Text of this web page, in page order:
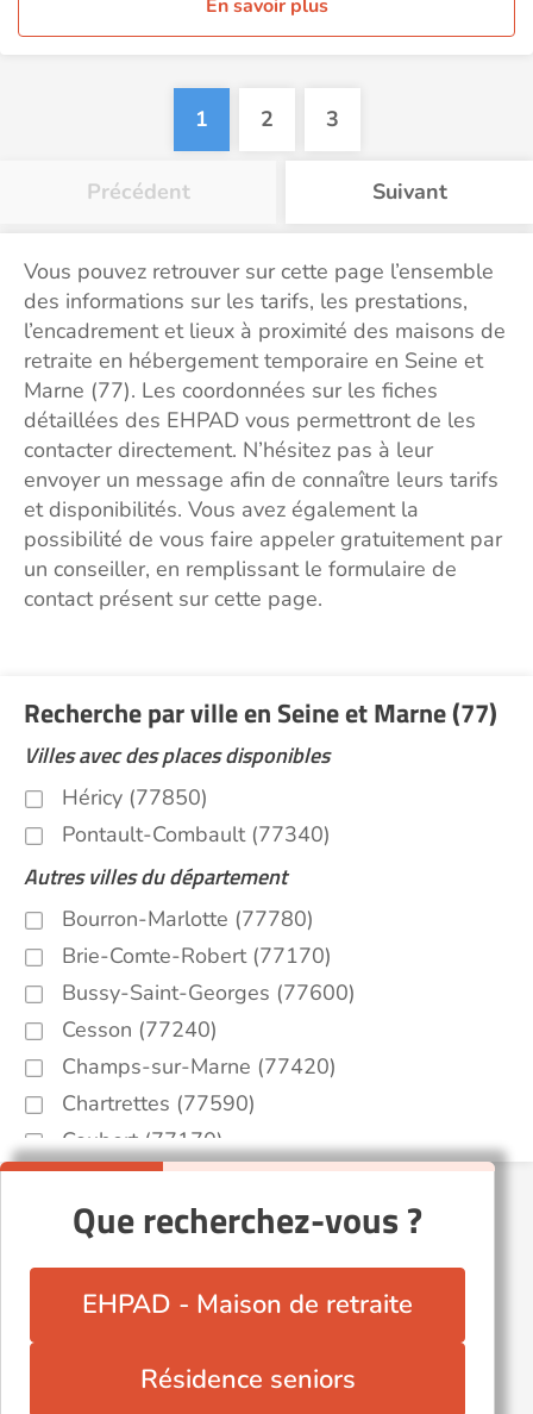
En savoir plus
1 2 3
Précédent Suivant
Vous pouvez retrouver sur cette page l’ensemble
des informations sur les tarifs, les prestations,
l’encadrement et lieux à proximité des maisons de
retraite en hébergement temporaire en Seine et
Marne (77). Les coordonnées sur les fiches
détaillées des EHPAD vous permettront de les
contacter directement. N’hésitez pas à leur
envoyer un message afin de connaître leurs tarifs
et disponibilités. Vous avez également la
possibilité de vous faire appeler gratuitement par
un conseiller, en remplissant le formulaire de
contact présent sur cette page.
Recherche par ville en Seine et Marne (77)
Villes avec des places disponibles
Héricy (77850)
Pontault-Combault (77340)
Autres villes du département
Bourron-Marlotte (77780)
Brie-Comte-Robert (77170)
Bussy-Saint-Georges (77600)
Cesson (77240)
Champs-sur-Marne (77420)
Chartrettes (77590)
Coubert (77170)
Couilly-Pont-aux-Dames (77860)
Esbly (77450)
Montereau-Fault-Yonne (77130)
Nemours (77140)
Provins (77160)
Que recherchez-vous ?
EHPAD - Maison de retraite
Résidence seniors